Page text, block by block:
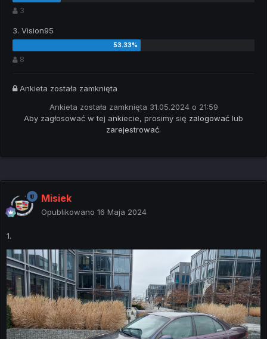
3
3. Vision95
8
Ankieta została zamknięta
Aby zagłosować w tej ankiecie, prosimy się zalogować lub
zarejestrować.
Ankieta została zamknięta 31.05.2024 o 21:59
Misiek
Opublikowano 16 Maja 2024
1.